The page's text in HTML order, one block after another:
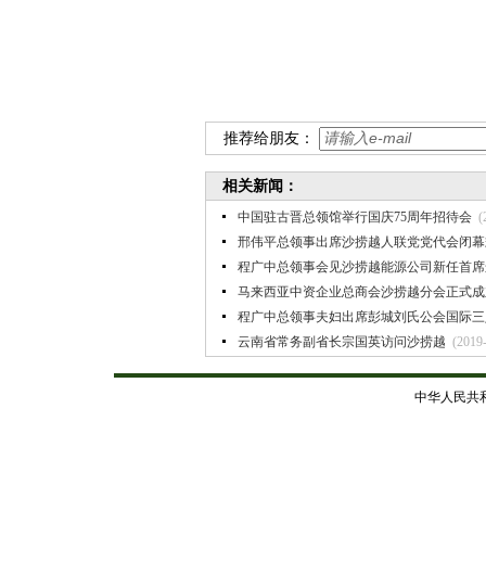
推荐给朋友：
相关新闻：
中国驻古晋总领馆举行国庆75周年招待会
邢伟平总领事出席沙捞越人联党党代会闭
程广中总领事会见沙捞越能源公司新任首
马来西亚中资企业总商会沙捞越分会正式
程广中总领事夫妇出席彭城刘氏公会国际
云南省常务副省长宗国英访问沙捞越
中华人民共